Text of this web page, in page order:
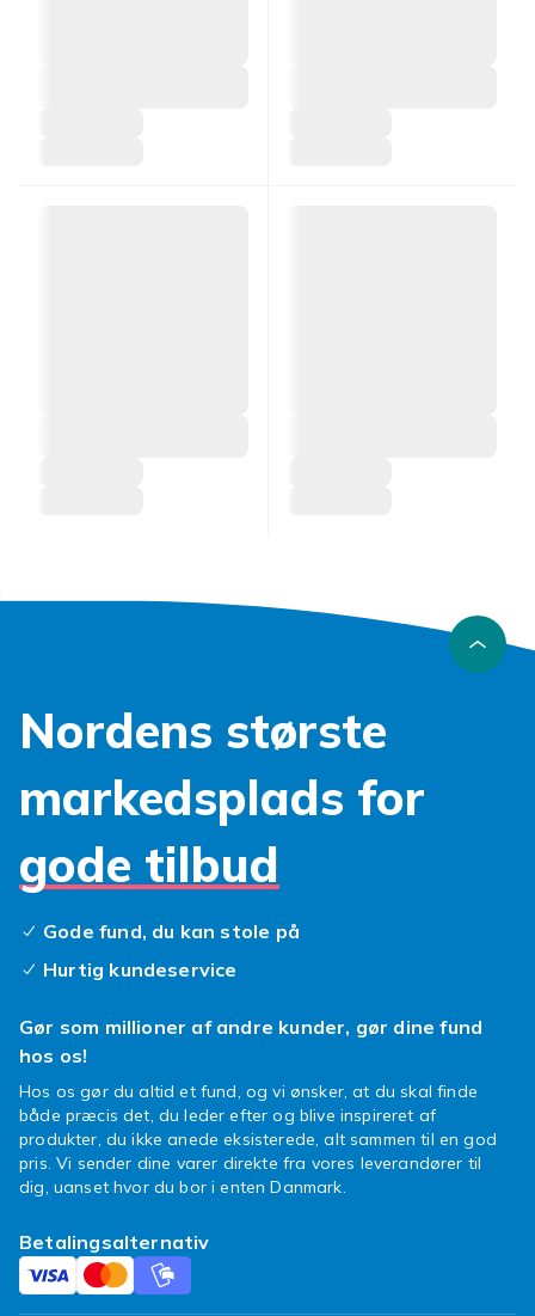
Nordens største
markedsplads for
gode tilbud
Gode fund, du kan stole på
Hurtig kundeservice
Gør som millioner af andre kunder, gør dine fund
hos os!
Hos os gør du altid et fund, og vi ønsker, at du skal finde
både præcis det, du leder efter og blive inspireret af
produkter, du ikke anede eksisterede, alt sammen til en god
pris. Vi sender dine varer direkte fra vores leverandører til
dig, uanset hvor du bor i enten Danmark.
Betalingsalternativ